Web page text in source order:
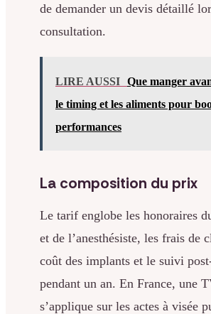
de demander un devis détaillé
consultation.
LIRE AUSSI Que manger
le timing et les aliments pour
performances
La composition du prix
Le tarif englobe les honoraires
et de l’anesthésiste, les frais de
coût des implants et le suivi
pendant un an. En France, une
s’applique sur les actes à visée